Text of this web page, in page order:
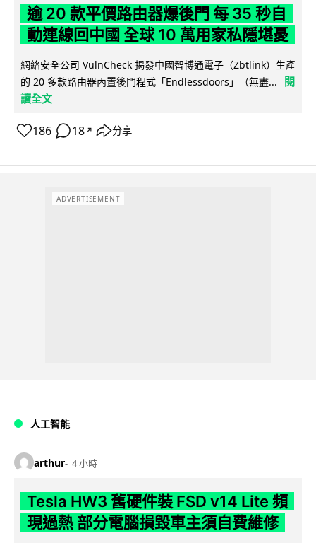
逾 20 款平價路由器爆後門 每 35 秒自
動連線回中國 全球 10 萬用家私隱堪憂
網絡安全公司 VulnCheck 揭發中國智博通電子（Zbtlink）生產
的 20 多款路由器內置後門程式「Endlessdoors」（無盡...
閱
讀全文
186 18 ↗ 分享
ADVERTISEMENT
人工智能
arthur 4 小時
Tesla HW3 舊硬件裝 FSD v14 Lite 頻
現過熱 部分電腦損毀車主須自費維修